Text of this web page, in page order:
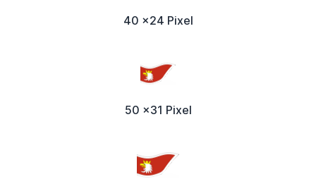
40 x24 Pixel
50 x31 Pixel